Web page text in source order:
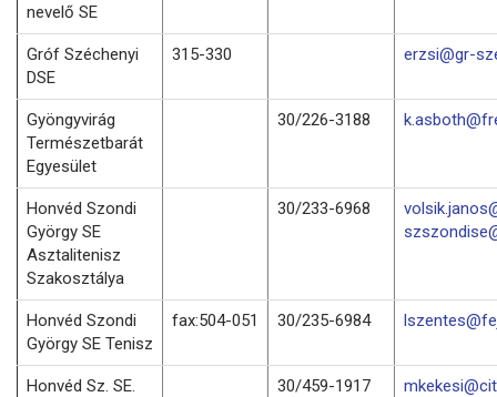
nevelő SE
Gróf Széchenyi
DSE
315-330 erzsi@gr-
Gyöngyvirág
Természetbarát
Egyesület
30/226-3188
Honvéd Szondi
György SE
Asztalitenisz
Szakosztálya
30/233-6968
Honvéd Szondi
György SE Tenisz
fax:504-051 30/235-6984
Honvéd Sz. SE.
30/459-1917